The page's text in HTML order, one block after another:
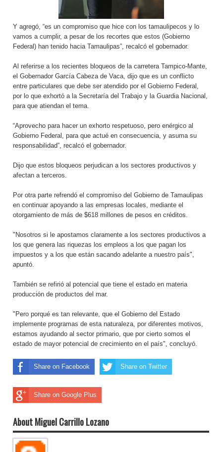
Y agregó, “es un compromiso que hice con los tamaulipecos y lo
vamos a cumplir, a pesar de los recortes que estos (Gobierno
Federal) han tenido hacia Tamaulipas”, recalcó el gobernador.
Al referirse a los recientes bloqueos de la carretera Tampico-Mante,
el Gobernador García Cabeza de Vaca, dijo que es un conflicto
entre particulares que debe ser atendido por el Gobierno Federal,
por lo que exhortó a la Secretaría del Trabajo y la Guardia Nacional,
para que atiendan el tema.
“Aprovecho para hacer un exhorto respetuoso, pero enérgico al
Gobierno Federal, para que actué en consecuencia, y asuma su
responsabilidad”, recalcó el gobernador.
Dijo que estos bloqueos perjudican a los sectores productivos y
afectan a terceros.
Por otra parte refrendó el compromiso del Gobierno de Tamaulipas
en continuar apoyando a las empresas locales, mediante el
otorgamiento de más de $618 millones de pesos en créditos.
"Nosotros si le apostamos claramente a los sectores productivos a
los que genera las riquezas los empleos a los que pagan los
impuestos y a los que están sacando adelante a nuestro país",
apuntó.
También se refirió al potencial que tiene el estado en materia
producción de productos del mar.
"Pero porqué es tan relevante, que el Gobierno del Estado
implemente programas de esta naturaleza, por diferentes motivos,
estamos ayudando al sector primario, que por cierto somos el
estado de mayor potencial de crecimiento en el país", concluyó.
Share on Facebook Share on Twitter
Share on Google Plus
About Miguel Carrillo Lozano